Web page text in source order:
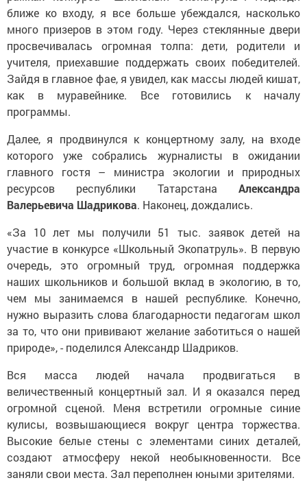
ближе ко входу, я все больше убеждался, насколько
много призеров в этом году. Через стеклянные двери
просвечивалась огромная толпа: дети, родители и
учителя, приехавшие поддержать своих победителей.
Зайдя в главное фае, я увидел, как массы людей кишат,
как в муравейнике. Все готовились к началу
программы.
которого уже собрались журналисты в ожидании
главного гостя – министра экологии и природных
ресурсов республики Татарстана
Александра
Валерьевича Шадрикова
. Наконец, дождались.
участие в конкурсе «Школьный Экопатруль». В первую
очередь, это огромный труд, огромная поддержка
наших школьников и большой вклад в экологию, в то,
чем мы занимаемся в нашей республике. Конечно,
нужно выразить слова благодарности педагогам школ
за то, что они прививают желание заботиться о нашей
природе», - поделился Александр Шадриков.
величественный концертный зал. И я оказался перед
огромной сценой. Меня встретили огромные синие
кулисы, возвышающиеся вокруг центра торжества.
Высокие белые стены с элементами синих деталей,
создают атмосферу некой необыкновенности. Все
заняли свои места. Зал переполнен юными зрителями.